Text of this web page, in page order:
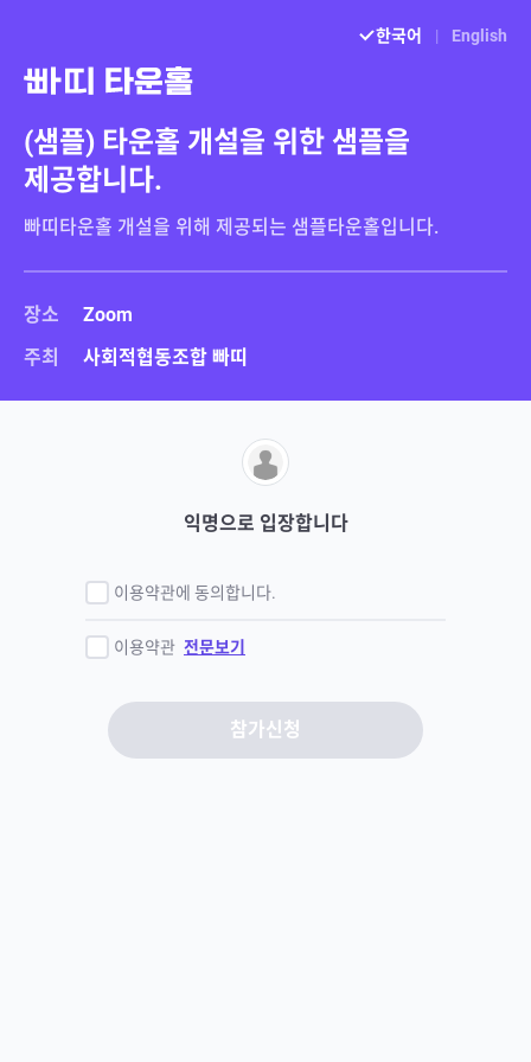
한국어 | English
(샘플) 타운홀 개설을 위한 샘플을
제공합니다.
장소
Zoom
주최
사회적협동조합 빠띠
익명으로 입장합니다
이용약관에 동의합니다.
이용약관 전문보기